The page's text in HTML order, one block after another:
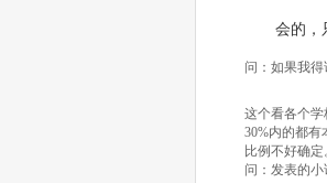
会的，
问：如果我
这个看各个学
30%内的都有
比例不好确
问：发表的